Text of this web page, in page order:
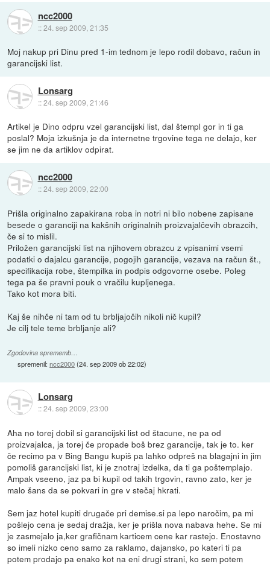
ncc2000
::24. sep 2009, 21:35
Moj nakup pri Dinu pred 1-im tednom je lepo rodil dobavo, račun in
garancijski list.
Lonsarg
::24. sep 2009, 21:46
Artikel je Dino odpru vzel garancijski list, dal štempl gor in ti ga
poslal? Moja izkušnja je da internetne trgovine tega ne delajo, ker
se jim ne da artiklov odpirat.
ncc2000
::24. sep 2009, 22:00
Prišla originalno zapakirana roba in notri ni bilo nobene zapisane
besede o garanciji na kakšnih originalnih proizvajalčevih obrazcih,
če si to mislil.
Priložen garancijski list na njihovem obrazcu z vpisanimi vsemi
podatki o dajalcu garancije, pogojih garancije, vezava na račun št.,
specifikacija robe, štempilka in podpis odgovorne osebe. Poleg
tega pa še pravni pouk o vračilu kupljenega.
Tako kot mora biti.
Kaj še nihče ni tam od tu brbljajočih nikoli nič kupil?
Je cilj tele teme brbljanje ali?
Zgodovina sprememb…
spremenil:ncc2000(24. sep 2009 ob 22:02)
Lonsarg
::24. sep 2009, 23:00
Aha no torej dobil si garancijski list od štacune, ne pa od
proizvajalca, ja torej če propade boš brez garancije, tak je to. ker
če recimo pa v Bing Bangu kupiš pa lahko odpreš na blagajni in jim
pomoliš garancijski list, ki je znotraj izdelka, da ti ga poštemplajo.
Ampak vseeno, jaz pa bi kupil od takih trgovin, ravno zato, ker je
malo šans da se pokvari in gre v stečaj hkrati.
Sem jaz hotel kupiti drugače pri demise.si pa lepo naročim, pa mi
pošlejo cena je sedaj dražja, ker je prišla nova nabava hehe. Se mi
je zasmejalo ja,ker grafičnam karticem cene kar rastejo. Enostavno
so imeli nizko ceno samo za raklamo, dajansko, po kateri ti pa
potem prodajo pa enako kot na eni drugi strani, ko sem potem